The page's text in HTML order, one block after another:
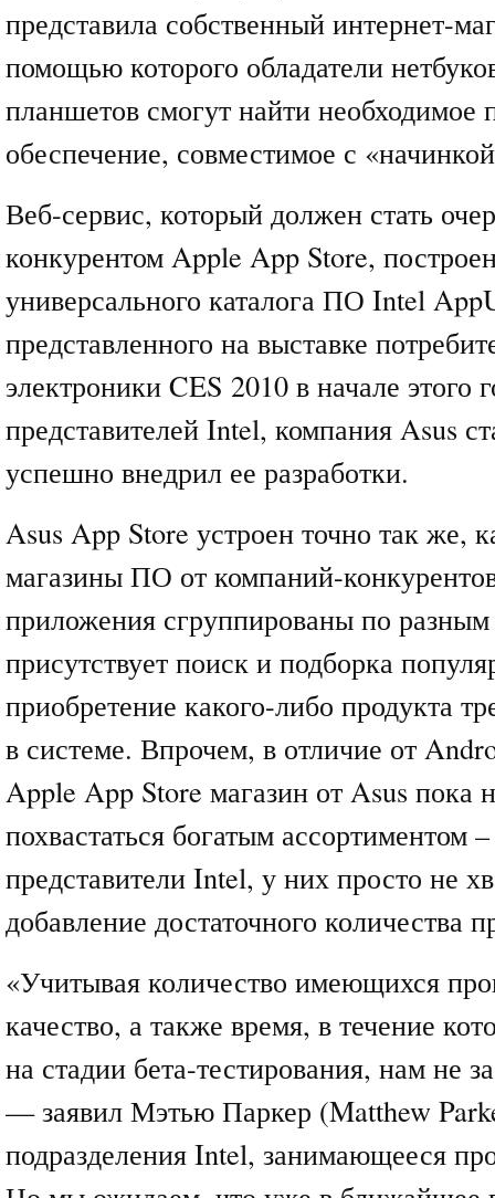
представила собственный интернет-
помощью которого обладатели
планшетов смогут найти необходимое
обеспечение, совместимое с
Веб-сервис, который должен стать
конкурентом Apple App Store,
универсального каталога ПО Intel
представленного на выставке
электроники CES 2010 в начале этого
представителей Intel, компания Asus
успешно внедрил ее разработки.
Asus App Store устроен точно так же,
магазины ПО от компаний-
приложения сгруппированы по разным
присутствует поиск и подборка
приобретение какого-либо продукта
в системе. Впрочем, в отличие от
Apple App Store магазин от Asus пока
похвастаться богатым ассортиментом
представители Intel, у них просто не
добавление достаточного количества
«Учитывая количество имеющихся
качество, а также время, в течение
на стадии бета-тестирования, нам не
— заявил Мэтью Паркер (Matthew
подразделения Intel, занимающееся